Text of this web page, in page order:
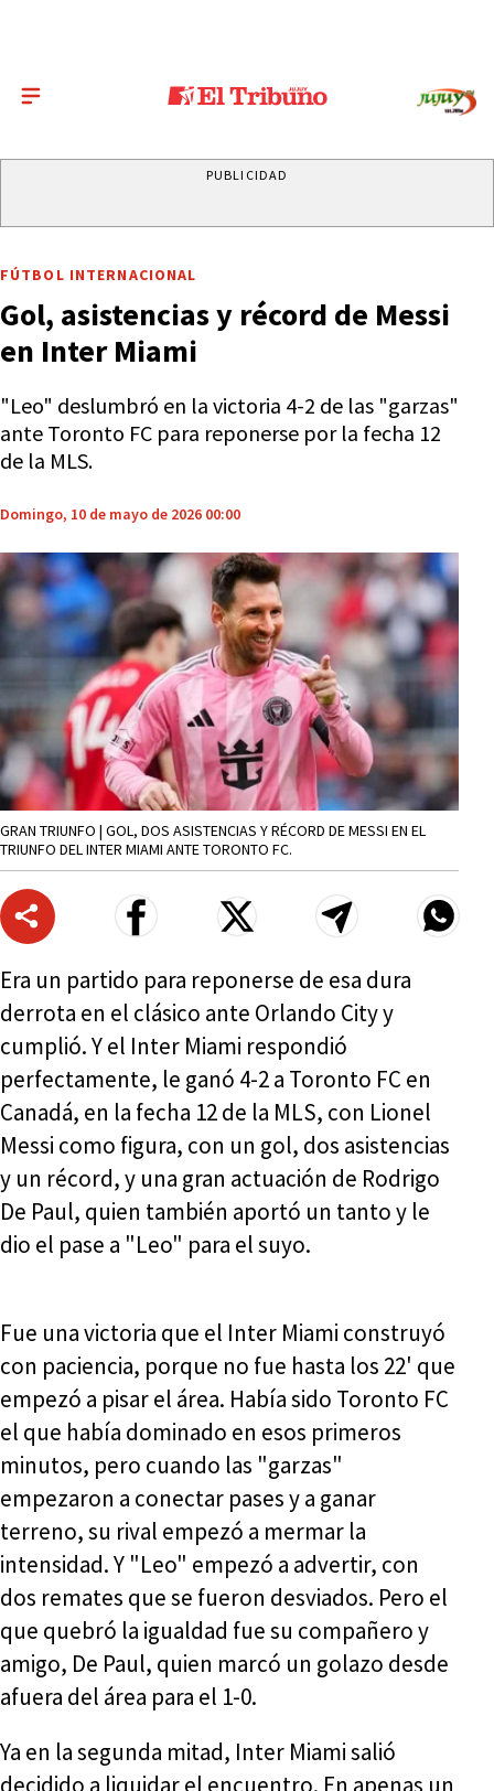
PUBLICIDAD
FÚTBOL INTERNACIONAL
Gol, asistencias y récord de Messi
en Inter Miami
"Leo" deslumbró en la victoria 4-2 de las "garzas"
ante Toronto FC para reponerse por la fecha 12
de la MLS.
Domingo, 10 de mayo de 2026 00:00
GRAN TRIUNFO | GOL, DOS ASISTENCIAS Y RÉCORD DE MESSI EN EL
TRIUNFO DEL INTER MIAMI ANTE TORONTO FC.
Era un partido para reponerse de esa dura
derrota en el clásico ante Orlando City y
cumplió. Y el Inter Miami respondió
perfectamente, le ganó 4-2 a Toronto FC en
Canadá, en la fecha 12 de la MLS, con Lionel
Messi como figura, con un gol, dos asistencias
y un récord, y una gran actuación de Rodrigo
De Paul, quien también aportó un tanto y le
dio el pase a "Leo" para el suyo.
Fue una victoria que el Inter Miami construyó
con paciencia, porque no fue hasta los 22' que
empezó a pisar el área. Había sido Toronto FC
el que había dominado en esos primeros
minutos, pero cuando las "garzas"
empezaron a conectar pases y a ganar
terreno, su rival empezó a mermar la
intensidad. Y "Leo" empezó a advertir, con
dos remates que se fueron desviados. Pero el
que quebró la igualdad fue su compañero y
amigo, De Paul, quien marcó un golazo desde
afuera del área para el 1-0.
Ya en la segunda mitad, Inter Miami salió
decidido a liquidar el encuentro. En apenas un